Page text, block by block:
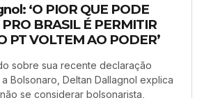
‘O PIOR QUE PODE
BRASIL É PERMITIR
PT VOLTEM AO PODER’
sobre sua recente declaração
Bolsonaro, Deltan Dallagnol explica
se considerar bolsonarista,